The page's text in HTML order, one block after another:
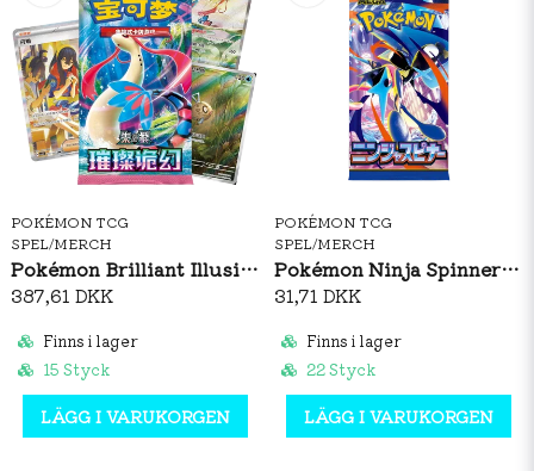
POKÉMON TCG
SPEL/MERCH
Pokémon Brilliant Illusions CSV8C Booster Box Slim (S-CH)
387,61 DKK
Finns i lager
15 Styck
LÄGG I VARUKORGEN
POKÉMON TCG
SPEL/MERCH
Pokémon Ninja Spinner Booster Pack (JP)
31,71 DKK
Finns i lager
22 Styck
LÄGG I VARUKORGEN